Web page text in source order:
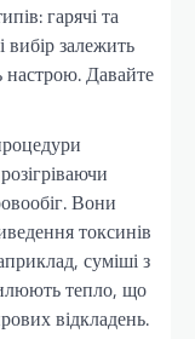
гарячі та
вибір залежить
настрою. Давайте
Вони
токсинів
суміші з
тепло, що
відкладень.